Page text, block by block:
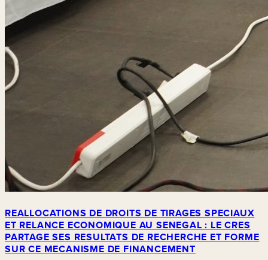
REALLOCATIONS DE DROITS DE TIRAGES SPECIAUX
ET RELANCE ECONOMIQUE AU SENEGAL : LE CRES
PARTAGE SES RESULTATS DE RECHERCHE ET FORME
SUR CE MECANISME DE FINANCEMENT